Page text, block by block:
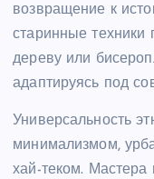
возвращение к
старинные техники
дереву или
адаптируясь под
Универсальность
минимализмом,
хай-теком.